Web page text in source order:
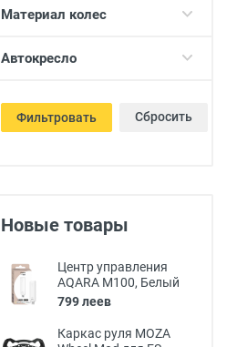
Материал колес
Автокресло
Фильтровать Сбросить
Новые товары
Центр управления
AQARA M100, Белый
799 леев
Каркас руля MOZA